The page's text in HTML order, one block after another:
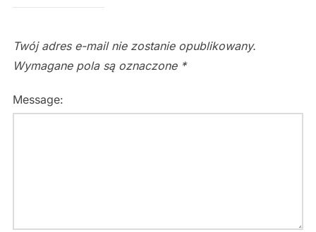
Twój adres e-mail nie zostanie opublikowany.
Wymagane pola są oznaczone *
Message: